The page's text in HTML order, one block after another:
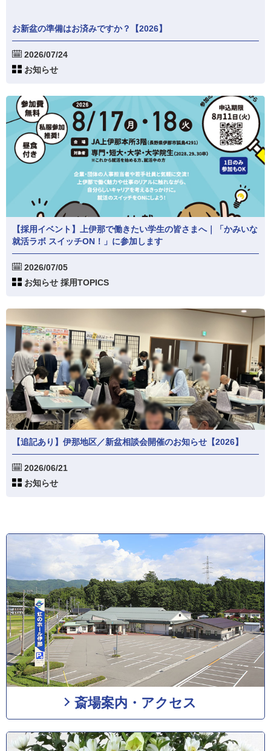
お新盆の準備はお済みですか？【2026】
2026/07/24
お知らせ
【採用イベント】上伊那で働きたい学生の皆さまへ｜「かみいな
就活ラボ スイッチON！」に参加します
2026/07/05
お知らせ 採用TOPICS
【追記あり】伊那地区／新盆相談会開催のお知らせ【2026】
2026/06/21
お知らせ
斎場案内・アクセス